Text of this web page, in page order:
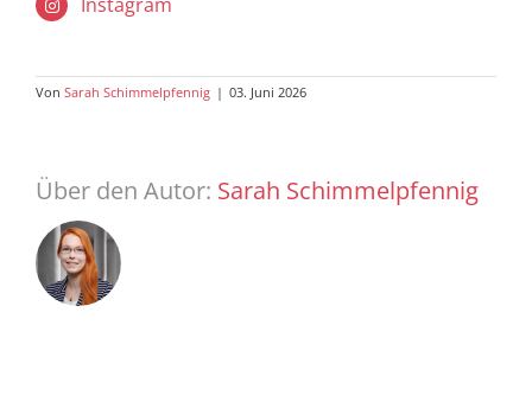
Von Sarah Schimmelpfennig | 03. Juni 2026
Über den Autor: Sarah Schimmelpfennig